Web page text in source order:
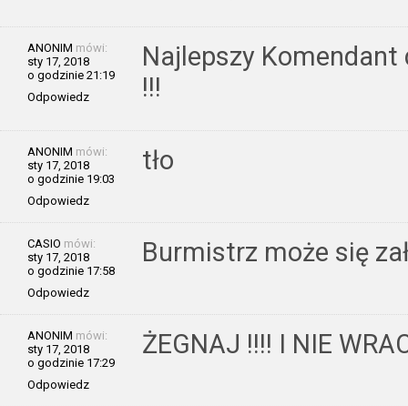
ANONIM mówi:
sty 17, 2018
o godzinie 21:19
Odpowiedz
Najlepszy
!!!
ANONIM mówi:
sty 17, 2018
o godzinie 19:03
Odpowiedz
tło
CASIO mówi:
sty 17, 2018
o godzinie 17:58
Odpowiedz
Burmistrz może się
ANONIM mówi:
sty 17, 2018
o godzinie 17:29
Odpowiedz
ŻEGNAJ !!!! I NIE